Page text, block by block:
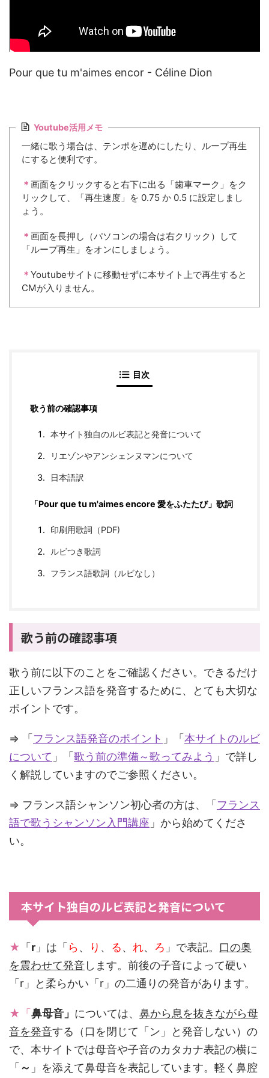
Pour que tu m'aimes encor - Céline Dion
Youtube活用メモ
一緒に歌う場合は、テンポを遅めにしたり、ループ再生
にすると便利です。
＊ 画面をクリックすると右下に出る「歯車マーク」をク
リックして、「再生速度」を 0.75 か 0.5 に設定しまし
ょう。
＊ 画面を長押し（パソコンの場合は右クリック）して
「ループ再生」をオンにしましょう。
＊ Youtubeサイトに移動せずに本サイト上で再生すると
CMが入りません。
目次
歌う前の確認事項
本サイト独自のルビ表記と発音について
リエゾンやアンシェンヌマンについて
日本語訳
「Pour que tu m'aimes encore 愛をふたたび」歌詞
印刷用歌詞（PDF)
ルビつき歌詞
フランス語歌詞（ルビなし）
歌う前の確認事項
歌う前に以下のことをご確認ください。できるだけ
正しいフランス語を発音するために、とても大切な
ポイントです。
⇒ 「 フランス語発音のポイント 」「 本サイトのルビ
について 」「 歌う前の準備～歌ってみよう 」で詳し
く解説していますのでご参照ください。
⇒ フランス語シャンソン初心者の方は、「 フランス
語で歌うシャンソン入門講座 」から始めてくださ
い。
本サイト独自のルビ表記と発音について
★ 「 r 」は「 ら、 り 、 る、 れ、 ろ 」で表記。 口の奥
を震わせて発音します。前後の子音によって硬い
「r」と柔らかい「r」の二通りの発音があります。
★「 鼻母音」 については、 鼻から息を抜きながら母
音を発音する（口を閉じて「ン」と発音しない）の
で、本サイトでは母音や子音のカタカナ表記の横に
「 ～ 」を添えて鼻母音を表記しています。軽く鼻腔